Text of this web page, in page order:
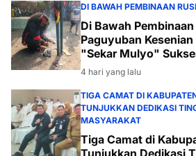
DI BAWAH PEMBINAAN
Di Bawah
Paguyuban
"Sekar Mulyo"
Desa Payabakal
4 hari yang lalu
TIGA CAMAT DI
TUNJUKKAN DEDIKASI
MASYARAKAT
Tiga Camat di
Tunjukkan Dedikasi